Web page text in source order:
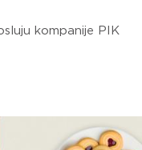
kompanije PIK